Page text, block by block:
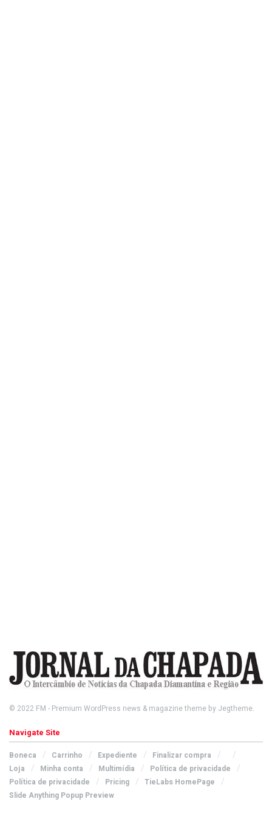
© 2022 FM - Premium WordPress news & magazine theme by Jegtheme.
Navigate Site
Boneca Carrinho Expediente
Finalizar compra
Loja
Minha conta Multimídia
Política de privacidade
Política de privacidade
Pricing
TieLabs HomePage
Slide Anything Popup Preview